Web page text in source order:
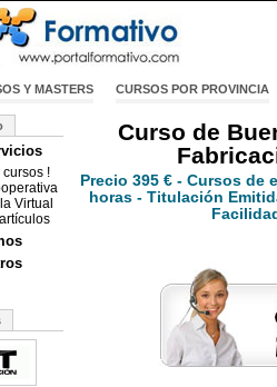
Y MASTERS CURSOS POR PROVINCIA
cursos !
Virtual
Curso de
Precio 395 € - Cursos de
horas - Titulación